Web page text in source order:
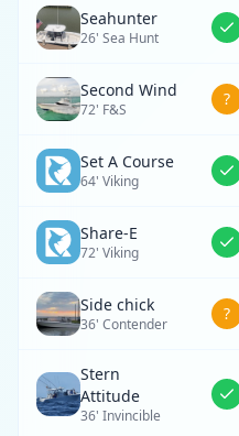
Seahunter
26' Sea Hunt
Second Wind
72' F&S
?
Set A Course
64' Viking
Share-E
72' Viking
Side chick
36' Contender
?
Stern
Attitude
36' Invincible